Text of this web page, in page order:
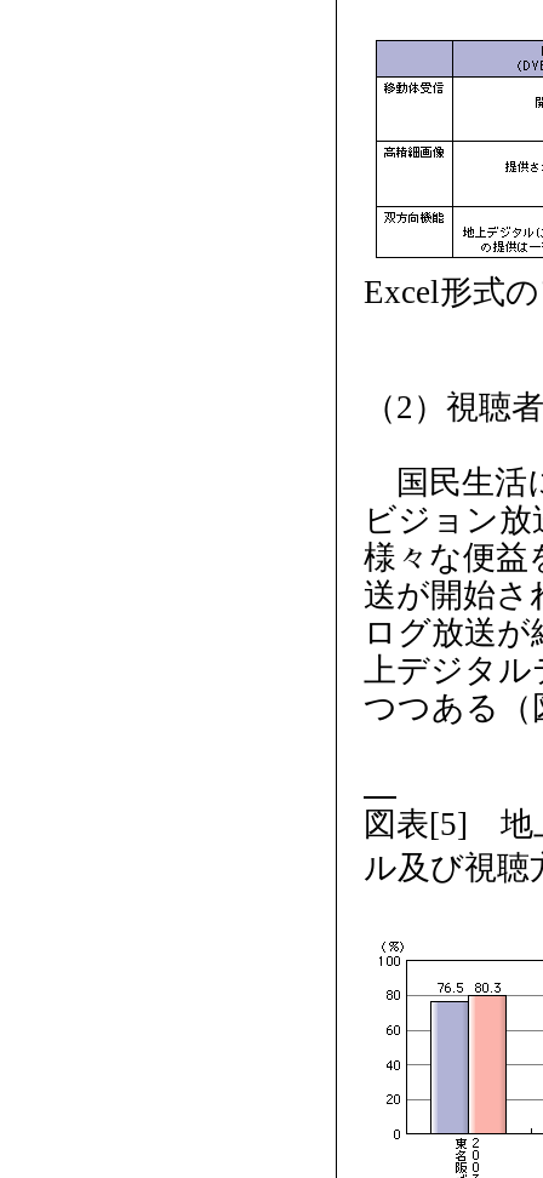
Excel形式
（2）視聴
国民生活
ビジョン
様々な便益
送が開始さ
ログ放送
上デジタル
つつある（
図表[5] 地
ル及び視聴